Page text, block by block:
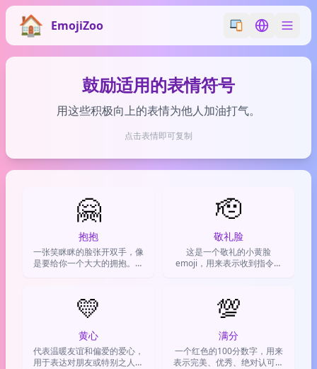
EmojiZoo Switch emoji
Switch
鼓励适用的表情符号
用这些积极向上的表情为他人加油打气。
点击表情即可复制
🤗
抱抱
一张笑眯眯的脸张开双手，像
是要给你一个大大的拥抱。通
🫡
敬礼脸
这是一个敬礼的小黄脸
emoji，用来表示收到指令、
💛
黄心
代表温暖友谊和偏爱的爱心，
用于表达对朋友或特别之人的
💯
满分
一个红色的100分数字，用来
表示完美、优秀、绝对认可，